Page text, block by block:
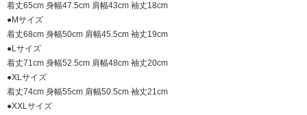
着丈65cm 身幅47.5cm 肩幅43cm 袖丈18cm
●Mサイズ
着丈68cm 身幅50cm 肩幅45.5cm 袖丈19cm
●Lサイズ
着丈71cm 身幅52.5cm 肩幅48cm 袖丈20cm
●XLサイズ
着丈74cm 身幅55cm 肩幅50.5cm 袖丈21cm
●XXLサイズ